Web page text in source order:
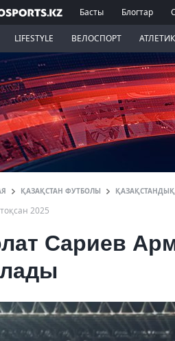
Басты Блогтар
LIFESTYLE ВЕЛОСПОРТ
ҚАЗАҚСТАН ФУТБОЛЫ
2025
Сариев